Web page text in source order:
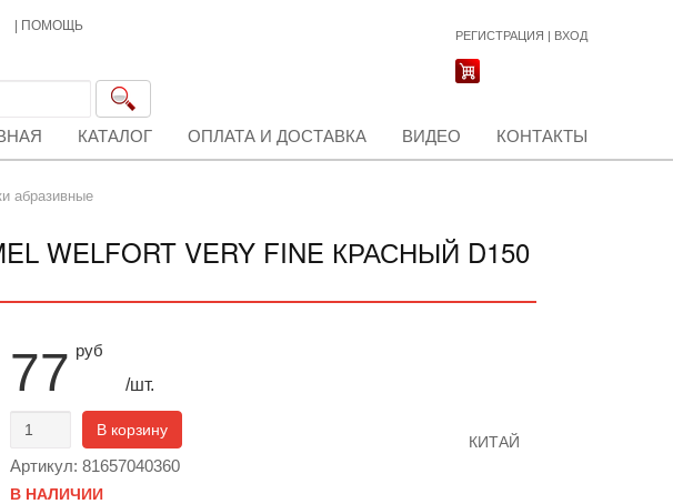
ПОМОЩЬ
РЕГИСТРАЦИЯ | ВХОД
КАТАЛОГ ОПЛАТА И ДОСТАВКА ВИДЕО КОНТАКТЫ
абразивные
WELFORT VERY FINE КРАСНЫЙ D150
77 руб
/шт.
В корзину
Артикул: 81657040360
В НАЛИЧИИ
КИТАЙ